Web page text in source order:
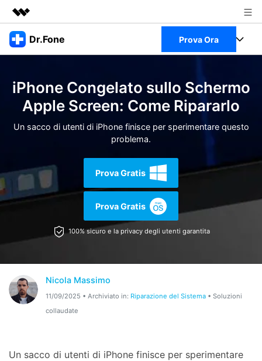
Prodotti in evidenza
Panoramica
Soluzione
Chi siamo
Sala stampa
Dr.Fone Prova Ora
Visualizza il Full Toolkit >
Prodotti
Per Desktop
Strumenti Online
Scopri & Supporto
Azioni Rapide
Trasferimento Dati
Riparazione Telefono
Protezione Telefono
iPhone Congelato sullo Schermo
Apple Screen: Come Ripararlo
Un sacco di utenti di iPhone finisce per sperimentare questo
problema.
Prova Gratis
Prova Gratis
100% sicuro e la privacy degli utenti garantita
Nicola Massimo
11/09/2025 • Archiviato in: Riparazione del Sistema• Soluzioni
collaudate
Un sacco di utenti di iPhone finisce per sperimentare